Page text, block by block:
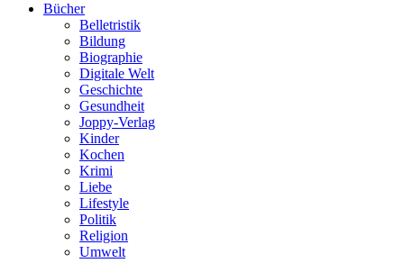
Bücher
Belletristik
Bildung
Biographie
Digitale Welt
Geschichte
Gesundheit
Joppy-Verlag
Kinder
Kochen
Krimi
Liebe
Lifestyle
Politik
Religion
Umwelt